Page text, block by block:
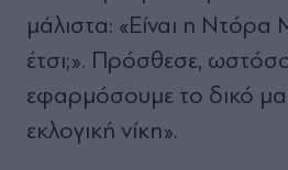
μάλιστα: «Είναι η
έτσι;». Πρόσθεσε,
εφαρμόσουμε το δικό
εκλογική νίκη».